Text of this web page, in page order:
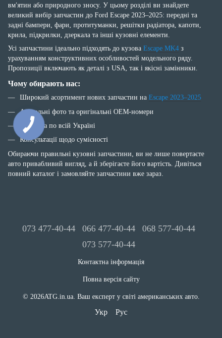
вм'ятин або природного зносу. У цьому розділі ви знайдете
великий вибір запчастин до Ford Escape 2023–2025: передні та
задні бампери, фари, протитуманки, решітки радіатора, капоти,
крила, підкрилки, дзеркала та інші кузовні елементи.
Усі запчастини ідеально підходять до кузова Escape MK4 з
урахуванням конструктивних особливостей модельного ряду.
Пропозиції включають як деталі з USA, так і якісні замінники.
Чому обирають нас:
Широкий асортимент нових запчастин на Escape 2023–2025
Актуальні фото та оригінальні OEM-номери
Доставка по всій Україні
Консультації щодо сумісності
Обираючи правильні кузовні запчастини, ви не лише повертаєте
авто привабливий вигляд, а й зберігаєте його вартість. Дивіться
повний каталог і замовляйте запчастини вже зараз.
073 477-40-44 066 477-40-44
068 577-40-44
073 577-40-44
Контактна інформація
Повна версія сайту
© 2026ATG.in.ua. Ваш експерт у світі американських авто.
Укр Рус